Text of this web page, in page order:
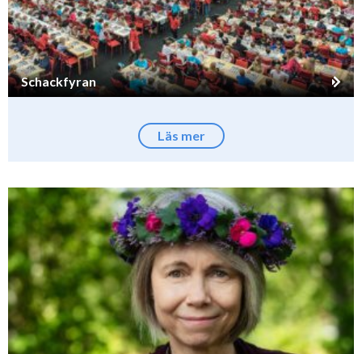
Schackfyran
Läs mer